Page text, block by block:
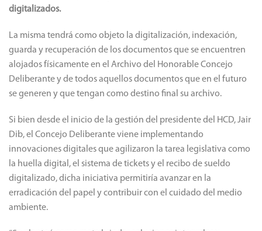
digitalizados.
La misma tendrá como objeto la digitalización, indexación,
guarda y recuperación de los documentos que se encuentren
alojados físicamente en el Archivo del Honorable Concejo
Deliberante y de todos aquellos documentos que en el futuro
se generen y que tengan como destino final su archivo.
Si bien desde el inicio de la gestión del presidente del HCD, Jair
Dib, el Concejo Deliberante viene implementando
innovaciones digitales que agilizaron la tarea legislativa como
la huella digital, el sistema de tickets y el recibo de sueldo
digitalizado, dicha iniciativa permitiría avanzar en la
erradicación del papel y contribuir con el cuidado del medio
ambiente.